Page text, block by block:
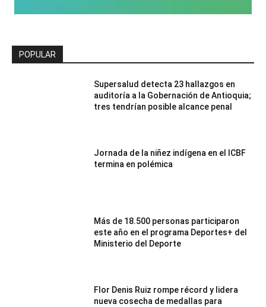
POPULAR
Supersalud detecta 23 hallazgos en
auditoría a la Gobernación de Antioquia;
tres tendrían posible alcance penal
Jornada de la niñez indígena en el ICBF
termina en polémica
Más de 18.500 personas participaron
este año en el programa Deportes+ del
Ministerio del Deporte
Flor Denis Ruiz rompe récord y lidera
nueva cosecha de medallas para